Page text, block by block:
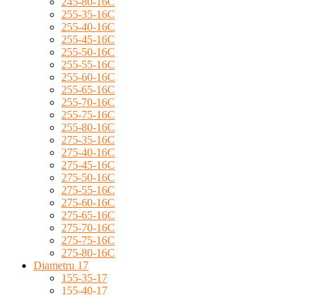
255-35-16C
255-40-16C
255-45-16C
255-50-16C
255-55-16C
255-60-16C
255-65-16C
255-70-16C
255-75-16C
255-80-16C
275-35-16C
275-40-16C
275-45-16C
275-50-16C
275-55-16C
275-60-16C
275-65-16C
275-70-16C
275-75-16C
275-80-16C
Diametru 17
155-35-17
155-40-17